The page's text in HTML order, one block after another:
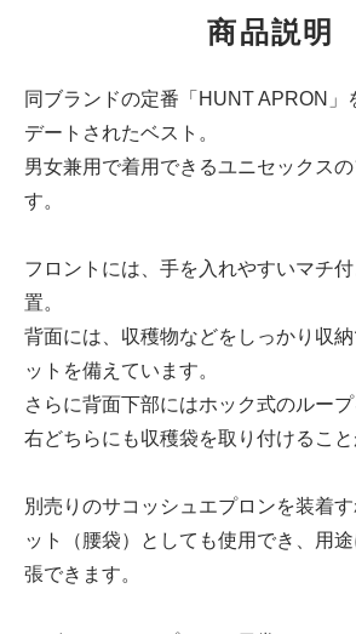
商品説明
同ブランドの定番「HUNT APRON」
デートされたベスト。
男女兼用で着用できるユニセックス
す。
フロントには、手を入れやすいマチ
置。
背面には、収穫物などをしっかり収
ットを備えています。
さらに背面下部にはホック式のルー
右どちらにも収穫袋を取り付けること
別売りのサコッシュエプロンを装着
ット（腰袋）としても使用でき、用
張できます。